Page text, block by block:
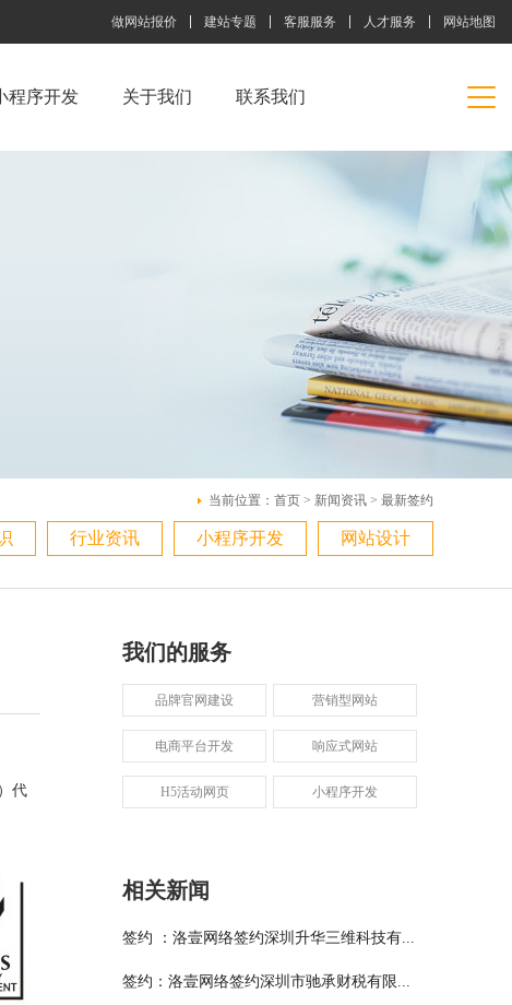
做网站报价 建站专题 客服服务 人才服务 网站地图
程序开发 关于我们 联系我们
当前位置： 首页 > 新闻资讯 > 最新签约
行业资讯 小程序开发 网站设计
代
我们的服务
品牌官网建设 营销型网站
电商平台开发 响应式网站
H5活动网页 小程序开发
相关新闻
签约 ：洛壹网络签约深圳升华三维科技有...
签约：洛壹网络签约深圳市驰承财税有限...